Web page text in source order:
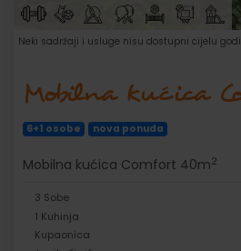
Neki sadržaji i usluge nisu dostupni cijelu
Mobilna kućica
6+1 osobe nova ponuda
Mobilna kućica Comfort 40m2
3 Sobe
1 Kuhinja
Kupaonica